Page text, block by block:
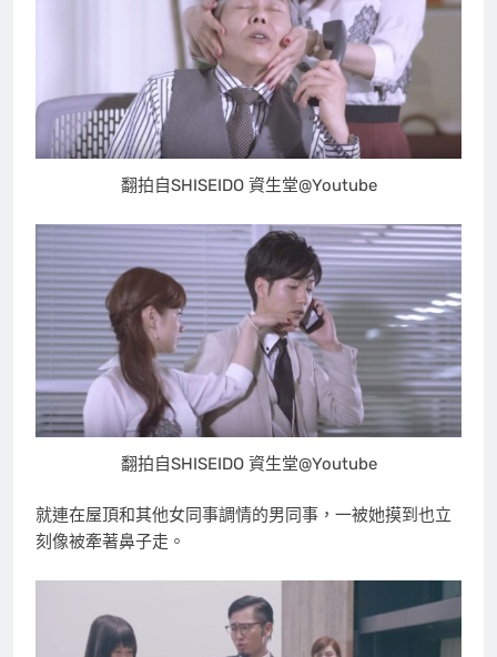
翻拍自SHISEIDO 資生堂@Youtube
翻拍自SHISEIDO 資生堂@Youtube
就連在屋頂和其他女同事調情的男同事，一被她摸到也立
刻像被牽著鼻子走。